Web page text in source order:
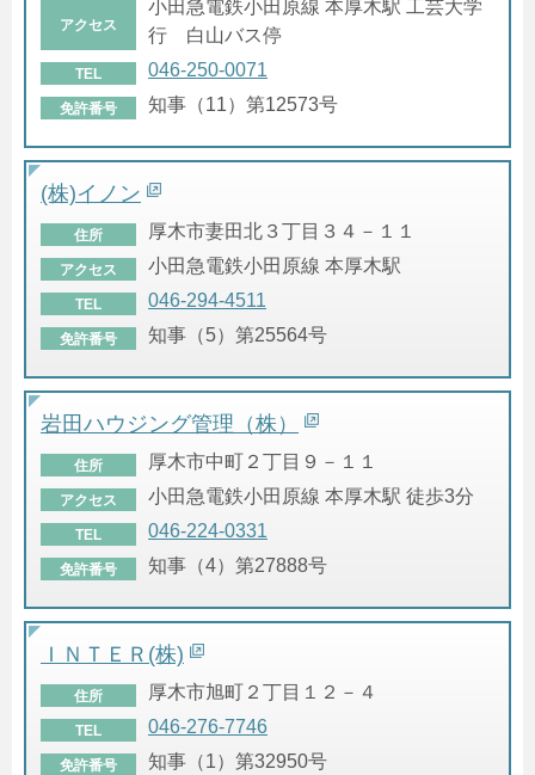
アクセス
小田急電鉄小田原線 本厚木駅 工芸大学
行 白山バス停
TEL 046-250-0071
免許番号 知事（11）第12573号
(株)イノン
住所 厚木市妻田北３丁目３４－１１
アクセス 小田急電鉄小田原線 本厚木駅
TEL 046-294-4511
免許番号 知事（5）第25564号
岩田ハウジング管理（株）
住所 厚木市中町２丁目９－１１
アクセス 小田急電鉄小田原線 本厚木駅 徒歩3分
TEL 046-224-0331
免許番号 知事（4）第27888号
ＩＮＴＥＲ(株)
住所 厚木市旭町２丁目１２－４
TEL 046-276-7746
免許番号 知事（1）第32950号